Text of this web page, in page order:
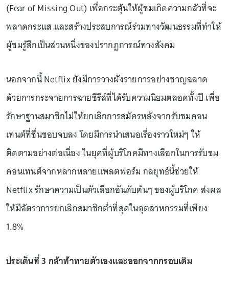
(Fear of Missing Out) เพื่อกระตุ้นให้ผู้ชมเกิดความกลัวที่จะ
พลาดกระแส และสร้างประสบการณ์ร่วมทางวัฒนธรรมที่ทำให้
ผู้ชมรู้สึกเป็นส่วนหนึ่งของปรากฏการณ์ทางสังคม
นอกจากนี้ Netflix ยังมีการวางผังรายการอย่างชาญฉลาด
ด้วยการกระจายการฉายซีรีส์ที่ได้รับความนิยมตลอดทั้งปี เพื่อ
รักษาฐานสมาชิกไม่ให้ยกเลิกการสมัครหลังจากรับชมคอน
เทนต์ที่ชื่นชอบจบลง โดยมีการนำเสนอเรื่องราวใหม่ๆ ให้
ติดตามอย่างต่อเนื่อง ในยุคที่ผู้บริโภคมีทางเลือกในการรับชม
คอนเทนต์จากหลากหลายแพลตฟอร์ม กลยุทธ์นี้ช่วยให้
Netflix รักษาความเป็นตัวเลือกอันดับต้นๆ ของผู้บริโภค ส่งผล
ให้มีอัตราการยกเลิกสมาชิกต่ำที่สุดในอุตสาหกรรมที่เพียง
1.8%
ประเด็นที่ 3 กล้าท้าทายตัวเองและออกจากกรอบเดิม